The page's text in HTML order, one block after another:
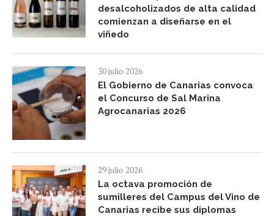
desalcoholizados de alta calidad
comienzan a diseñarse en el
viñedo
30 julio 2026
El Gobierno de Canarias convoca
el Concurso de Sal Marina
Agrocanarias 2026
29 julio 2026
La octava promoción de
sumilleres del Campus del Vino de
Canarias recibe sus diplomas